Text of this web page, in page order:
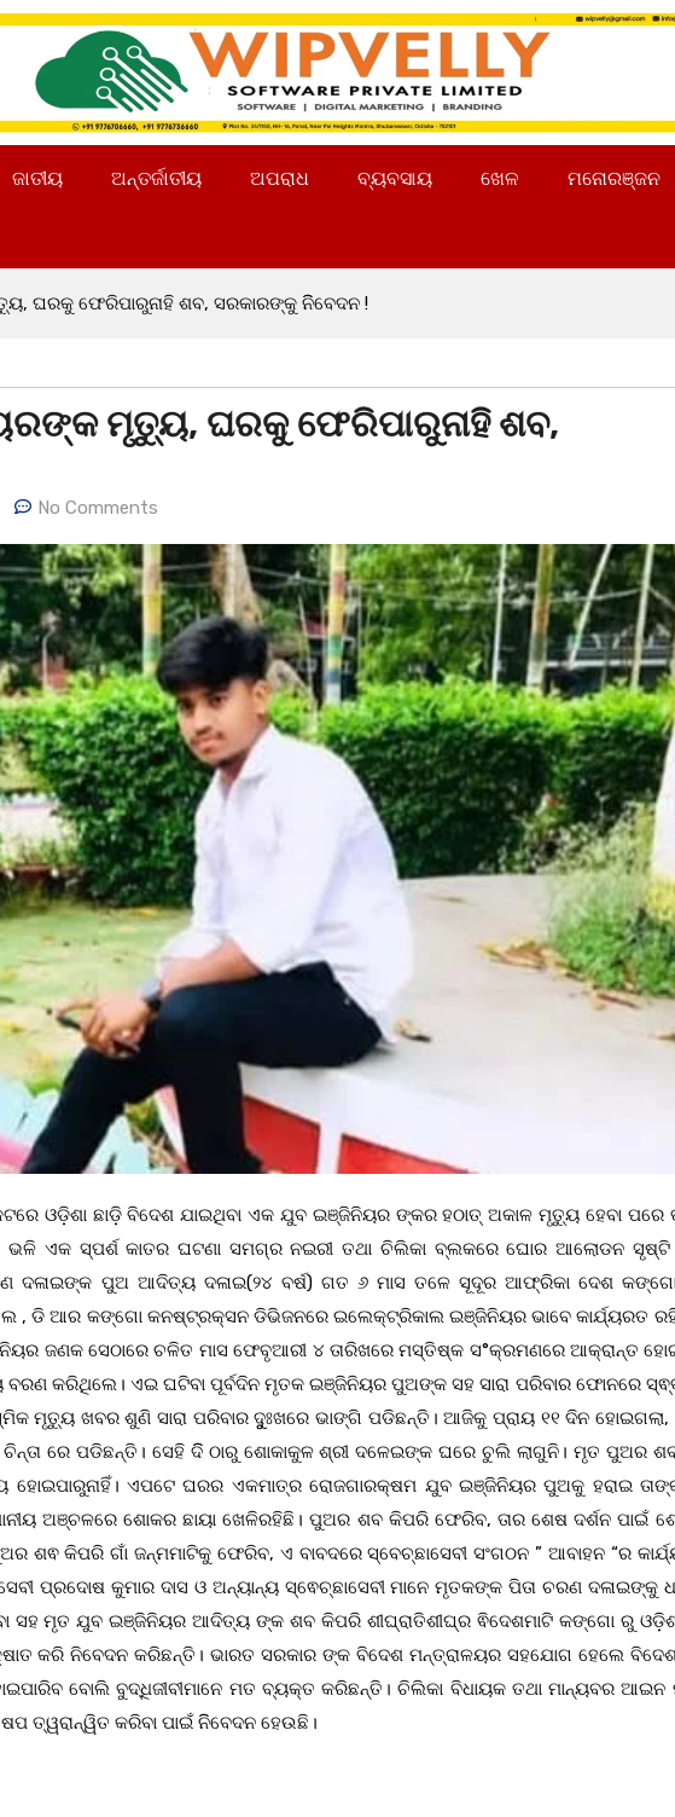
ଜାତୀୟ ଅନ୍ତର୍ଜାତୀୟ ଅପରାଧ ବ୍ୟବସାୟ ଖେଳ ମନୋରଞ୍ଜନ
ଘରକୁ ଫେରିପାରୁନାହି ଶବ, ସରକାରଙ୍କୁ ନିିବେଦନ !
ମୃତ୍ୟୁ, ଘରକୁ ଫେରିପାରୁନାହି ଶବ,
No Comments
ଓଡ଼ିଶା ଛାଡ଼ି ବିଦେଶ ଯାଇଥିବା ଏକ ଯୁବ ଇଞ୍ଜିନିୟର ଙ୍କର ହଠାତ୍ ଅକାଳ ମୃତ୍ୟୁ ହେବା ପରେ
ଭଳି ଏକ ସ୍ପର୍ଶ କାତର ଘଟଣା ସମଗ୍ର ନଇରୀ ତଥା ଚିଲିକା ବ୍ଲକରେ ଘୋର ଆଲୋଡନ ସୃଷ୍ଟି
ଦଳାଇଙ୍କ ପୁଅ ଆଦିତ୍ୟ ଦଳାଇ(୨୪ ବର୍ଷ) ଗତ ୬ ମାସ ତଳେ ସୂଦୂର ଆଫ୍ରିକା ଦେଶ
, ଡି ଆର କଙ୍ଗୋ କନଷ୍ଟ୍ରକ୍ସନ ଡିଭିଜନରେ ଇଲେକ୍ଟ୍ରିକାଲ ଇଞ୍ଜିନିୟର ଭାବେ କାର୍ଯ୍ୟରତ
ଜଣକ ସେଠାରେ ଚଳିତ ମାସ ଫେବୃଆରୀ ୪ ତାରିଖରେ ମସ୍ତିଷ୍କ ସ°କ୍ରମଣରେ ଆକ୍ରାନ୍ତ
ବରଣ କରିଥିଲେ। ଏଇ ଘଟିବା ପୂର୍ବଦିନ ମୃତକ ଇଞ୍ଜିନିୟର ପୁଅଙ୍କ ସହ ସାରା ପରିବାର ଫୋନରେ
ମୃତ୍ୟୁ ଖବର ଶୁଣି ସାରା ପରିବାର ଦୁୁଃଖରେ ଭାଙ୍ଗି ପଡିଛନ୍ତି। ଆଜିକୁ ପ୍ରାୟ ୧୧ ଦିନ ହୋଇଗଲା,
ରେ ପଡିଛନ୍ତି। ସେହି ଦିି ଠାରୁ ଶୋକାକୁଳ ଶ୍ରୀ ଦଳେଇଙ୍କ ଘରେ ଚୁଲି ଲାଗୁନି। ମୃତ ପୁଅର
ହୋଇପାରୁନାହିଁ। ଏପଟେ ଘରର ଏକମାତ୍ର ରୋଜଗାରକ୍ଷମ ଯୁବ ଇଞ୍ଜିନିୟର ପୁଅକୁ ହରାଇ
ଅଞ୍ଚଳରେ ଶୋକର ଛାୟା ଖେଳିରହିଛି। ପୁଅର ଶବ କିପରି ଫେରିବ, ତାର ଶେଷ ଦର୍ଶନ ପାଇଁ
ଶଵ କିପରି ଗାଁ ଜନ୍ମମାଟିକୁ ଫେରିବ, ଏ ବାବଦରେ ସ୍ବେଚ୍ଛାସେବୀ ସଂଗଠନ ” ଆବାହନ “ର
ପ୍ରଦୋଷ କୁମାର ଦାସ ଓ ଅନ୍ୟାନ୍ୟ ସ୍ଵେଚ୍ଛାସେବୀ ମାନେ ମୃତକଙ୍କ ପିତା ଚରଣ ଦଳାଇଙ୍କୁ
ସହ ମୃତ ଯୁବ ଇଞ୍ଜିନିୟର ଆଦିତ୍ୟ ଙ୍କ ଶବ କିପରି ଶୀଘ୍ରାତିଶୀଘ୍ର ଵିଦେଶମାଟି କଙ୍ଗୋ ରୁ
କରି ନିବେଦନ କରିଛନ୍ତି। ଭାରତ ସରକାର ଙ୍କ ବିଦେଶ ମନ୍ତ୍ରାଳୟର ସହଯୋଗ ହେଲେ
ବୋଲି ବୁଦ୍ଧିଜୀବୀମାନେ ମତ ବ୍ୟକ୍ତ କରିଛନ୍ତି। ଚିଲିକା ବିଧାୟକ ତଥା ମାନ୍ୟବର ଆଇନ
ତ୍ୱରାନ୍ୱିତ କରିବା ପାଇଁ ନିିବେଦନ ହେଉଛି।